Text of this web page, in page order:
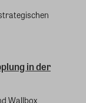
in der
Wallbox